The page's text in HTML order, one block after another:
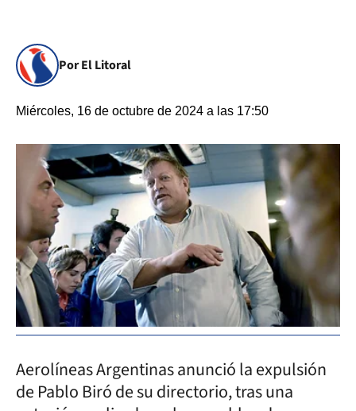
Por El Litoral
Miércoles, 16 de octubre de 2024 a las 17:50
Aerolíneas Argentinas anunció la expulsión
de Pablo Biró de su directorio, tras una